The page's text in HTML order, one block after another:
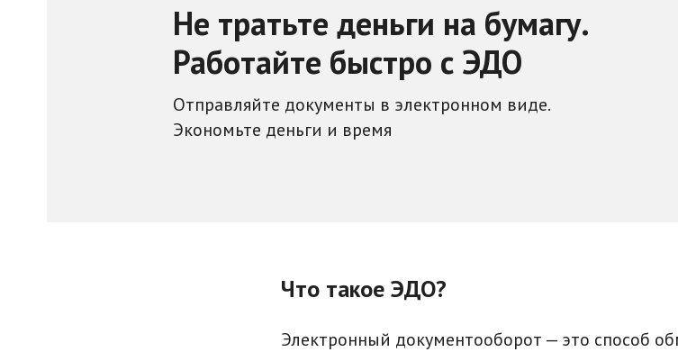
Не тратьте деньги на бумагу.
Работайте быстро с ЭДО
Отправляйте документы в электронном виде.
Экономьте деньги и время
Что такое ЭДО?
Электронный документооборот — это способ